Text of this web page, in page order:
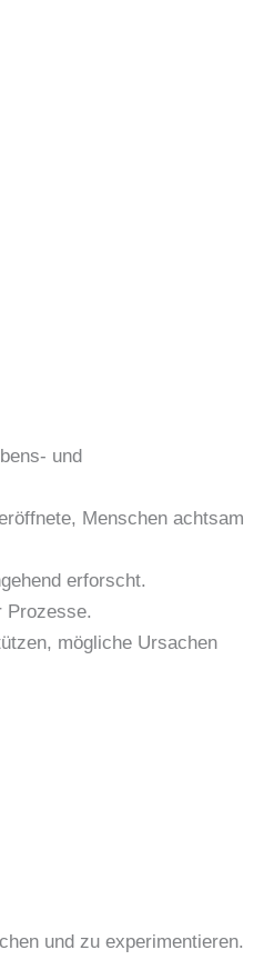
und
Menschen achtsam
erforscht.
Prozesse.
mögliche Ursachen
und zu experimentieren.